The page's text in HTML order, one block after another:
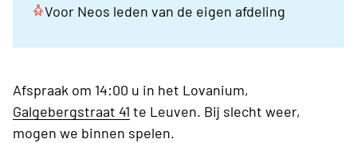
Voor Neos leden van de eigen afdeling
Afspraak om 14:00 u in het Lovanium,
Galgebergstraat 41 te Leuven. Bij slecht weer,
mogen we binnen spelen.